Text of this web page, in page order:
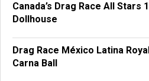
Canada’s Drag Race All Stars
Dollhouse
Drag Race México Latina
Carna Ball